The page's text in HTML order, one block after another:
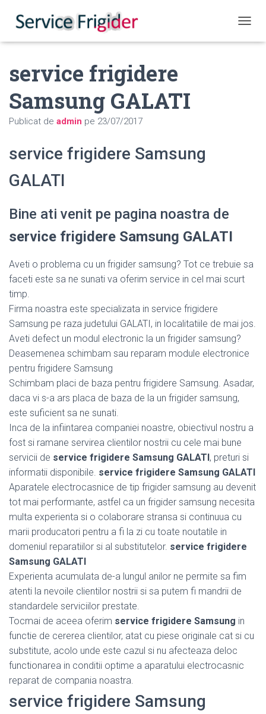
service frigidere
Samsung GALATI
Publicat de admin pe 23/07/2017
service frigidere Samsung
GALATI
Bine ati venit pe pagina noastra de
service frigidere Samsung GALATI
Aveti o problema cu un frigider samsung? Tot ce trebuie sa
faceti este sa ne sunati va oferim service in cel mai scurt
timp.
Firma noastra este specializata in service frigidere
Samsung pe raza judetului GALATI, in localitatiile de mai jos.
Aveti defect un modul electronic la un frigider samsung?
Deasemenea schimbam sau reparam module electronice
pentru frigidere Samsung
Schimbam placi de baza pentru frigidere Samsung. Asadar,
daca vi s-a ars placa de baza de la un frigider samsung,
este suficient sa ne sunati.
Inca de la infiintarea companiei noastre, obiectivul nostru a
fost si ramane servirea clientilor nostrii cu cele mai bune
servicii de service frigidere Samsung GALATI, preturi si
informatii disponibile. service frigidere Samsung GALATI
Aparatele electrocasnice de tip frigider samsung au devenit
tot mai performante, astfel ca un frigider samsung necesita
multa experienta si o colaborare stransa si continuua cu
marii producatori pentru a fi la zi cu toate noutatile in
domeniul reparatiilor si al substitutelor. service frigidere
Samsung GALATI
Experienta acumulata de-a lungul anilor ne permite sa fim
atenti la nevoile clientilor nostrii si sa putem fi mandrii de
standardele serviciilor prestate.
Tocmai de aceea oferim service frigidere Samsung in
functie de cererea clientilor, atat cu piese originale cat si cu
substitute, acolo unde este cazul si nu afecteaza deloc
functionarea in conditii optime a aparatului electrocasnic
reparat de compania noastra.
service frigidere Samsung